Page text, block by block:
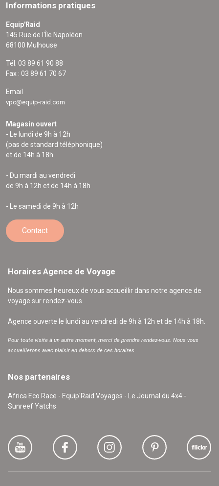
Informations pratiques
Equip'Raid
145 Rue de l'Île Napoléon
68100 Mulhouse
Tél. 03 89 61 90 88
Fax : 03 89 61 70 67
Email
vpc@equip-raid.com
Magasin ouvert
- Le lundi de 9h à 12h
(pas de standard téléphonique)
et de 14h à 18h
- Du mardi au vendredi
de 9h à 12h et de 14h à 18h
- Le samedi de 9h à 12h
Contact
Horaires Agence de Voyage
Nous sommes heureux de vous accueillir dans notre agence de
voyage sur rendez-vous.
Agence ouverte le lundi au vendredi de 9h à 12h et de 14h à 18h.
Pour toute visite à un autre moment, merci de prendre rendez-vous. Nous vous
accueillerons avec plaisir en dehors de ces horaires.
Nos partenaires
Africa Eco Race - Equip'Raid Voyages - Le Journal du 4x4 -
Sunreef Yatchs